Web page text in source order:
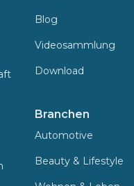
Blog
Videosammlung
Download
Branchen
Automotive
Beauty & Lifestyle